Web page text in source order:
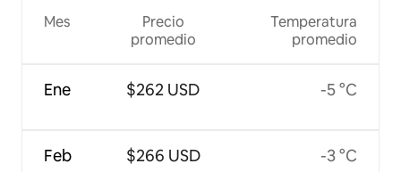
Mes
Ene
Feb
Precio
promedio
$262 USD
$266 USD
Temperatura
promedio
-5 °C
-3 °C